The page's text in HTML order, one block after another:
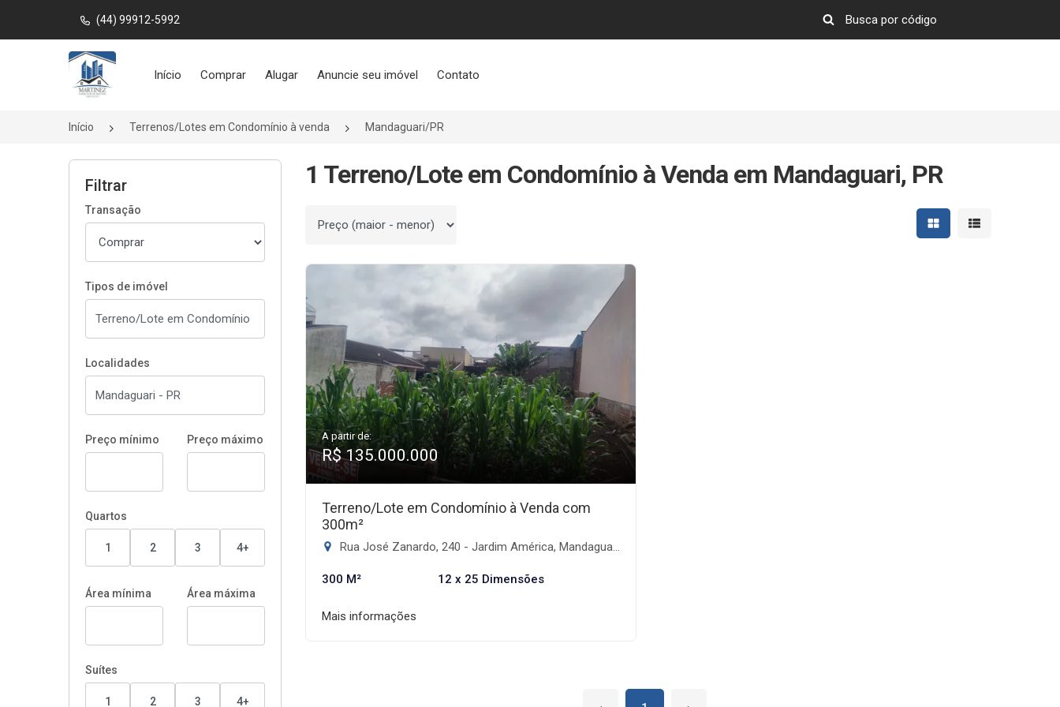
(44) 99912-5992
Página inicial
Início Comprar Alugar Anuncie seu imóvel Contato
Início Terrenos/Lotes em Condomínio à venda Mandaguari/PR
Filtrar
Transação
Tipos de imóvel
Localidades
Preço mínimo Preço máximo
Quartos
1 2 3 4+
Área mínima Área máxima
Suítes
1 2 3 4+
1 Terreno/Lote em Condomínio à Venda em Mandaguari, PR
Ordenar por Mostrar resultados em
Mostrar
A partir de:
R$ 135.000.000
Terreno/Lote em Condomínio à Venda com
300m²
Rua José Zanardo, 240 - Jardim América, Mandaguari-PR
300 M² 12 x 25 Dimensões
Mais informações